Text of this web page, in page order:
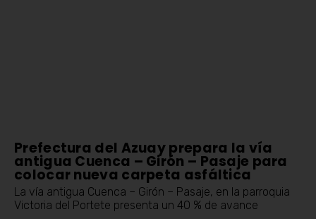
Prefectura del Azuay prepara la vía
antigua Cuenca – Girón – Pasaje para
colocar nueva carpeta asfáltica
La vía antigua Cuenca – Girón – Pasaje, en la parroquia
Victoria del Portete presenta un 40 % de avance